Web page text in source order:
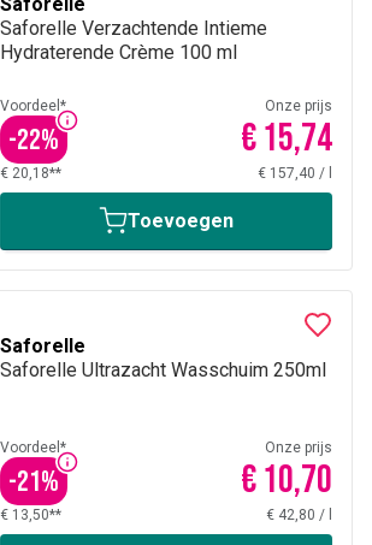
Saforelle Verzachtende Intieme
Hydraterende Crème 100 ml
Voordeel*
-22%
Onze prijs
€ 15,74
€ 20,18** € 157,40 /
Toevoegen
Saforelle
Saforelle Ultrazacht Wasschuim 250ml
Voordeel*
-21%
Onze prijs
€ 10,70
€ 13,50** € 42,80 /